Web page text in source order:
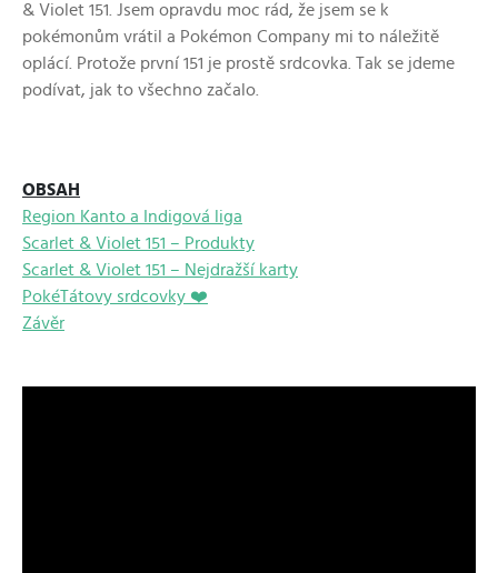
& Violet 151. Jsem opravdu moc rád, že jsem se k
pokémonům vrátil a Pokémon Company mi to náležitě
oplácí. Protože první 151 je prostě srdcovka. Tak se jdeme
podívat, jak to všechno začalo.
OBSAH
Region Kanto a Indigová liga
Scarlet & Violet 151 – Produkty
Scarlet & Violet 151 – Nejdražší karty
PokéTátovy srdcovky ❤️
Závěr